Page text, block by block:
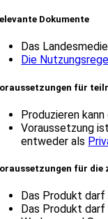
Dokumente
Das
Die
für
Produzieren
Voraussetzung
entweder als
für die
Das Produkt
Das Produkt darf